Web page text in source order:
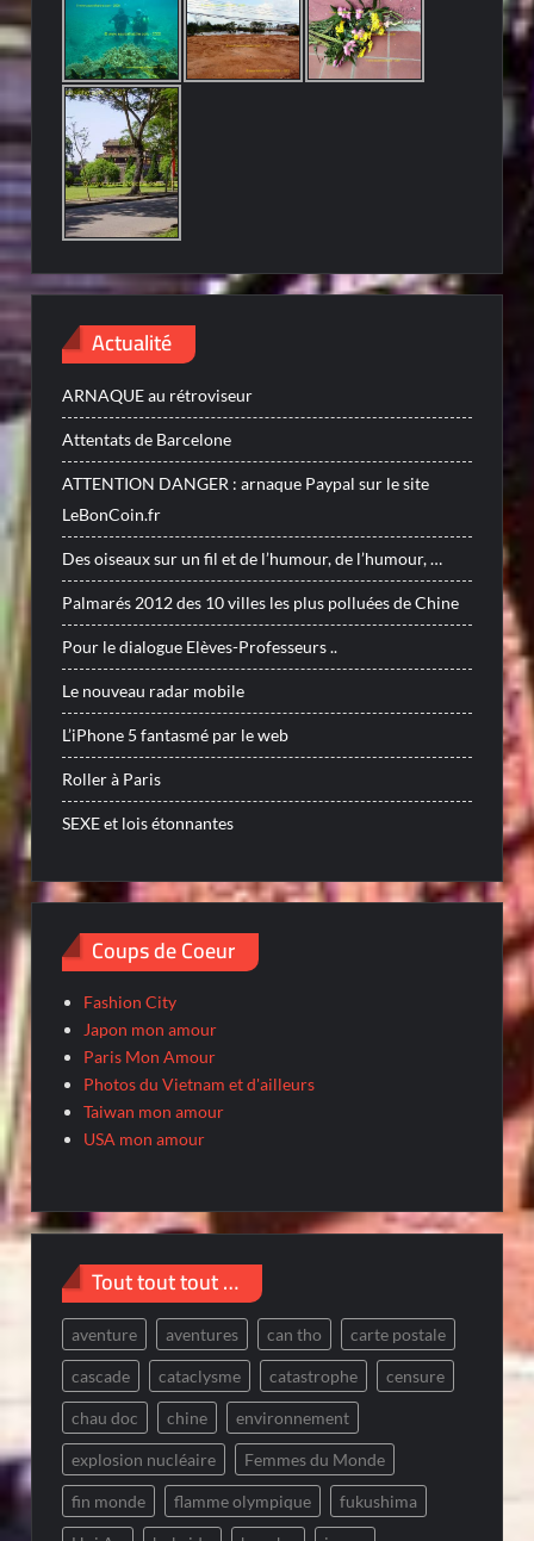
Actualité
ARNAQUE au rétroviseur
Attentats de Barcelone
ATTENTION DANGER : arnaque Paypal sur le site
LeBonCoin.fr
Des oiseaux sur un fil et de l’humour, de l’humour, …
Palmarés 2012 des 10 villes les plus polluées de Chine
Pour le dialogue Elèves-Professeurs ..
Le nouveau radar mobile
L’iPhone 5 fantasmé par le web
Roller à Paris
SEXE et lois étonnantes
Coups de Coeur
Fashion City
Japon mon amour
Paris Mon Amour
Photos du Vietnam et d'ailleurs
Taiwan mon amour
USA mon amour
Tout tout tout …
aventure aventures can tho carte postale
cascade cataclysme catastrophe censure
chau doc chine environnement
explosion nucléaire Femmes du Monde
fin monde flamme olympique fukushima